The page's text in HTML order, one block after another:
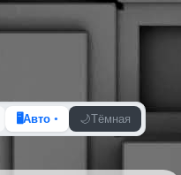
🖥️Авто 🌙Тёмная